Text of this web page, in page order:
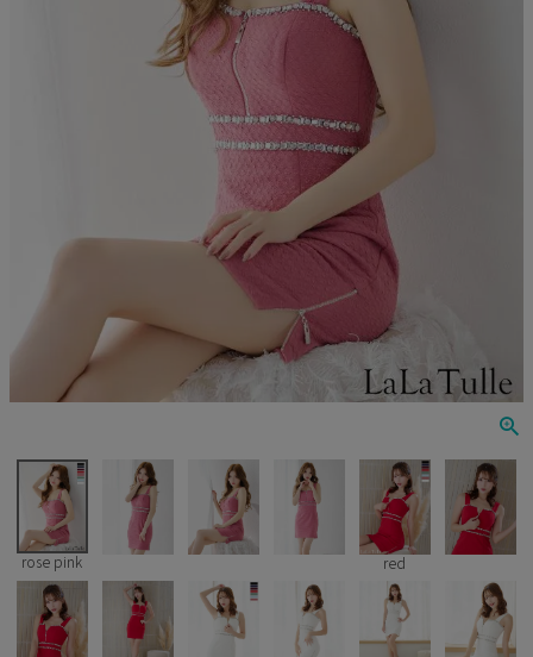
JENNNY
COMEX
Rechercher
Pleaser
rose pink red